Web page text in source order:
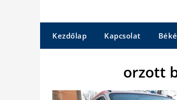
Kezdőlap Kapcsolat
orzott